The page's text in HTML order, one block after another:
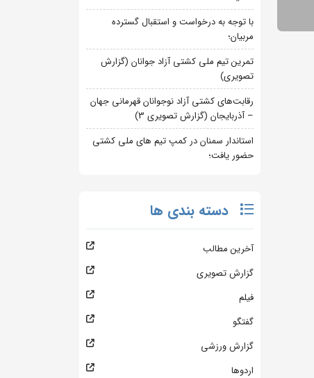
با توجه به درخواست و استقبال گسترده
مربیان؛
تمرین تیم ملی کشتی آزاد جوانان (گزارش
تصویری)
رقابت‌های کشتی آزاد نوجوانان قهرمانی جهان
– آذربایجان (گزارش تصویری 3)
استاندار سمنان در کمپ تیم های ملی کشتی
حضور یافت؛
دسته بندی ها
آخرین مطالب
گزارش تصویری
فیلم
گفتگو
گزارش ورزشی
اردوها